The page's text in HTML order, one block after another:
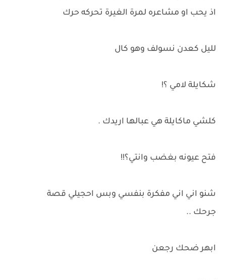
اذ يحب او مشاعره لمرة الغيرة تحركه حرك
لليل كعدن نسولف وهو كال
شكايلة لامي ؟!
كلشي ماكايلة هي عبالها اريدك .
فتح عيونه بغضب وانتي؟!!
شنو اني اني مفكرة بنفسي وبس احجيلي قصة
جرحك ..
ابهر ضحك رجعن